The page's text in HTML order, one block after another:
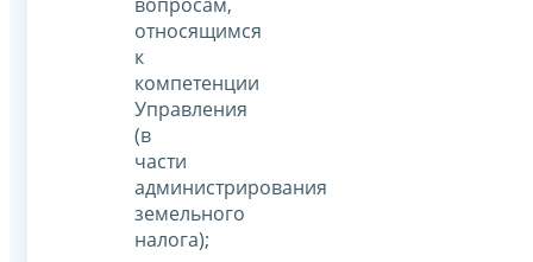
относящимся
к
компетенции
Управления
(в
части
администрирования
земельного
налога);